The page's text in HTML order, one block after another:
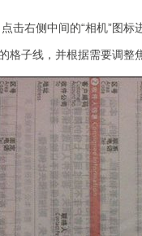
击右侧中间的“相机”图
格子线，并根据需要调整